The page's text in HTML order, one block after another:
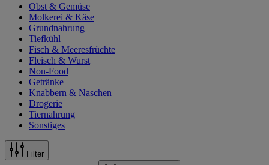
Obst & Gemüse
Molkerei & Käse
Grundnahrung
Tiefkühl
Fisch & Meeresfrüchte
Fleisch & Wurst
Non-Food
Getränke
Knabbern & Naschen
Drogerie
Tiernahrung
Sonstiges
Filter